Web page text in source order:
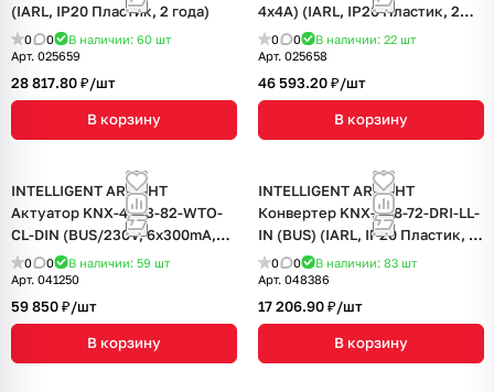
(IARL, IP20 Пластик, 2 года)
0 0 В наличии: 60 шт
Арт. 025659
28 817.80 ₽/шт
В корзину
4x4A) (IARL, IP20 Пластик, 2
года)
0 0 В наличии: 22 шт
Арт. 025658
46 593.20 ₽/шт
В корзину
INTELLIGENT ARLIGHT
Актуатор KNX-4063-82-WTO-
CL-DIN (BUS/230V, 6x300mA,
KNX Secure) (IARL, IP20
Пластик, 2 года)
0 0 В наличии: 59 шт
Арт. 041250
59 850 ₽/шт
В корзину
INTELLIGENT ARLIGHT
Конвертер KNX-308-72-DRI-LL-
IN (BUS) (IARL, IP20 Пластик, 2
года)
0 0 В наличии: 83 шт
Арт. 048386
17 206.90 ₽/шт
В корзину